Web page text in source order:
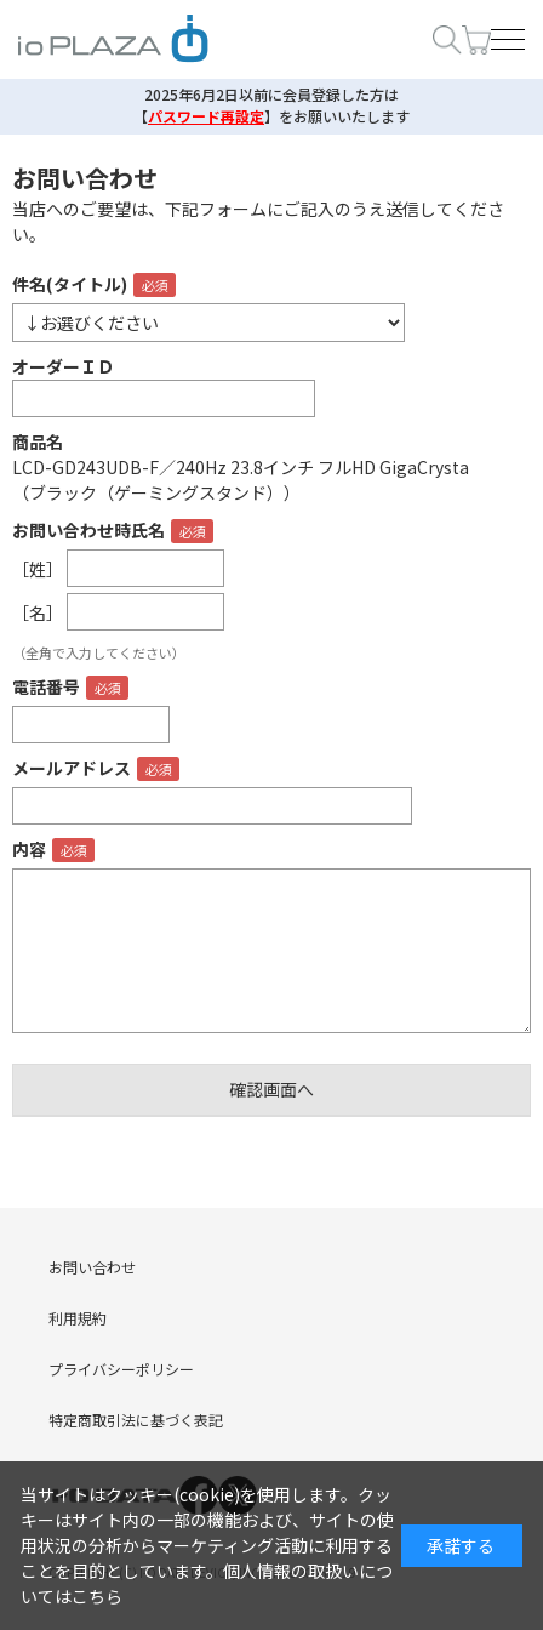
2025年6月2日以前に会員登録した方は
【パスワード再設定】 をお願いいたします
お問い合わせ
当店へのご要望は、下記フォームにご記入のうえ送信してくださ
い。
件名(タイトル)
オーダーＩＤ
商品名
LCD-GD243UDB-F／240Hz 23.8インチ フルHD GigaCrysta
（ブラック（ゲーミングスタンド））
お問い合わせ時氏名
［姓］
［名］
（全角で入力してください）
電話番号
メールアドレス
内容
お問い合わせ
利用規約
プライバシーポリシー
特定商取引法に基づく表記
COPYRIGHT (C) I-O DATA DEVICE, INC. Since 2005.9.19
当サイトはクッキー(cookie)を使用します。クッ
キーはサイト内の一部の機能および、サイトの使
用状況の分析からマーケティング活動に利用する
ことを目的としています。個人情報の取扱いにつ
いてはこちら
承諾する